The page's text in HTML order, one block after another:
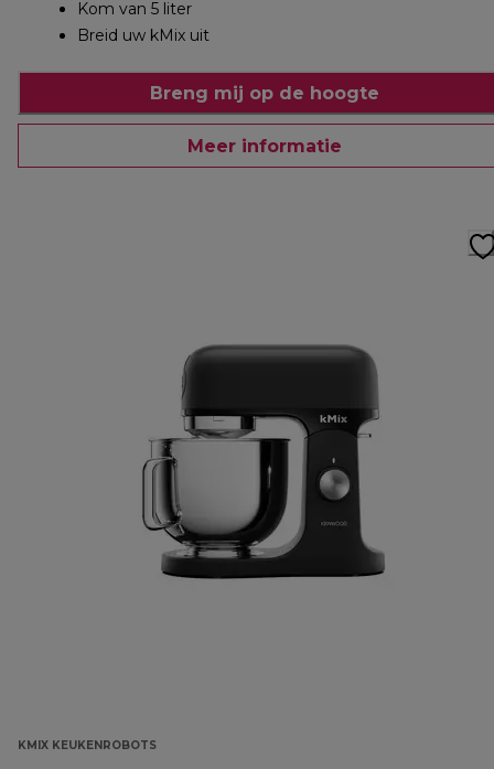
Kom van 5 liter
Breid uw kMix uit
Breng mij op de hoogte
Meer informatie
KMIX KEUKENROBOTS